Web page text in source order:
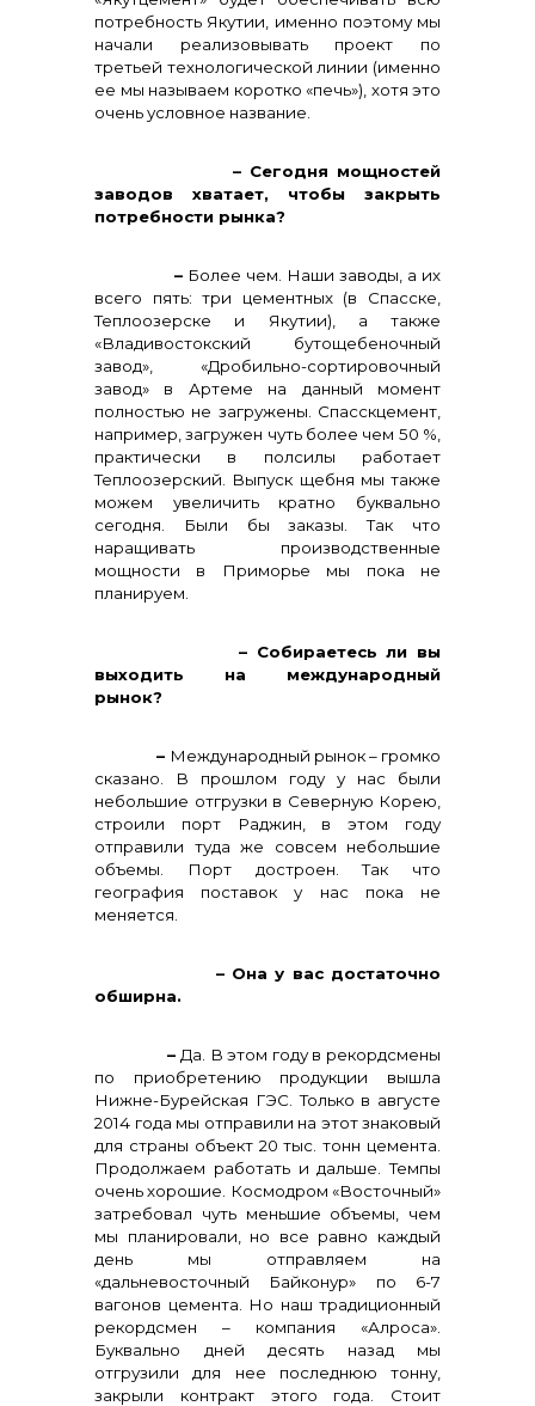
потребность Якутии, именно поэтому мы
начали реализовывать проект по
третьей технологической линии (именно
ее мы называем коротко «печь»), хотя это
очень условное название.
– Сегодня мощностей
заводов хватает, чтобы закрыть
потребности рынка?
– Более чем. Наши заводы, а их
всего пять: три цементных (в Спасске,
Теплоозерске и Якутии), а также
«Владивостокский бутощебеночный
завод», «Дробильно-сортировочный
завод» в Артеме на данный момент
полностью не загружены. Спасскцемент,
например, загружен чуть более чем 50 %,
практически в полсилы работает
Теплоозерский. Выпуск щебня мы также
можем увеличить кратно буквально
сегодня. Были бы заказы. Так что
наращивать производственные
мощности в Приморье мы пока не
планируем.
– Собираетесь ли вы
выходить на международный
рынок?
– Международный рынок – громко
сказано. В прошлом году у нас были
небольшие отгрузки в Северную Корею,
строили порт Раджин, в этом году
отправили туда же совсем небольшие
объемы. Порт достроен. Так что
география поставок у нас пока не
меняется.
– Она у вас достаточно
обширна.
– Да. В этом году в рекордсмены
по приобретению продукции вышла
Нижне-Бурейская ГЭС. Только в августе
2014 года мы отправили на этот знаковый
для страны объект 20 тыс. тонн цемента.
Продолжаем работать и дальше. Темпы
очень хорошие. Космодром «Восточный»
затребовал чуть меньшие объемы, чем
мы планировали, но все равно каждый
день мы отправляем на
«дальневосточный Байконур» по 6-7
вагонов цемента. Но наш традиционный
рекордсмен – компания «Алроса».
Буквально дней десять назад мы
отгрузили для нее последнюю тонну,
закрыли контракт этого года. Стоит